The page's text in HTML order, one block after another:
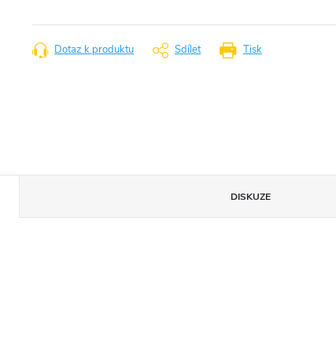
cena:
Tisk
Dotaz k produktu Sdílet
DISKUZE